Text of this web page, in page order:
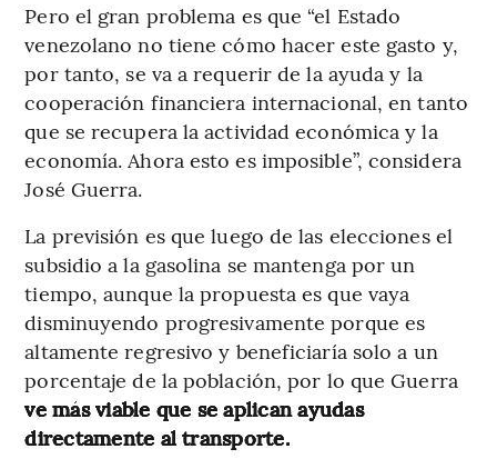
Pero el gran problema es que “el Estado
venezolano no tiene cómo hacer este gasto y,
por tanto, se va a requerir de la ayuda y la
cooperación financiera internacional, en tanto
que se recupera la actividad económica y la
economía. Ahora esto es imposible”, considera
José Guerra.
La previsión es que luego de las elecciones el
subsidio a la gasolina se mantenga por un
tiempo, aunque la propuesta es que vaya
disminuyendo progresivamente porque es
altamente regresivo y beneficiaría solo a un
porcentaje de la población, por lo que Guerra
ve más viable que se aplican ayudas
directamente al transporte.